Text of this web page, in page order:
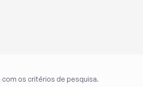
os critérios de pesquisa.